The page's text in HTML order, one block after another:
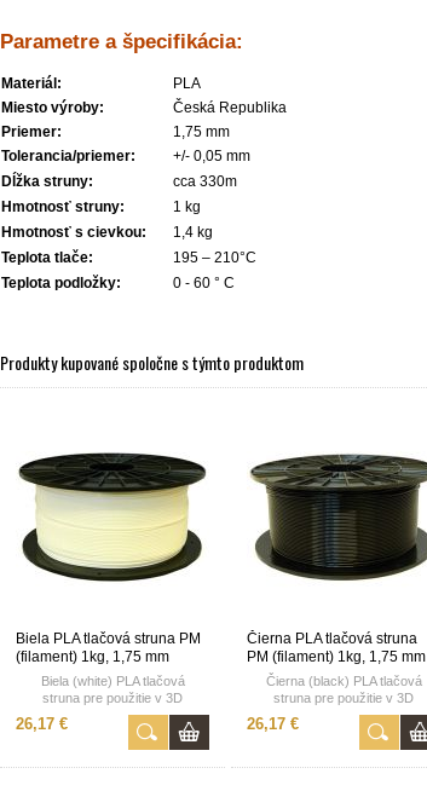
Parametre a špecifikácia:
Materiál:
PLA
Miesto výroby:
Česká Republika
Priemer:
1,75 mm
Tolerancia/priemer:
+/- 0,05 mm
Dĺžka struny:
cca 330m
Hmotnosť struny:
1 kg
Hmotnosť s cievkou:
1,4 kg
Teplota tlače:
195 – 210°C
Teplota podložky:
0 - 60 ° C
Produkty kupované spoločne s týmto produktom
Biela PLA tlačová struna PM
(filament) 1kg, 1,75 mm
Biela (white) PLA tlačová
struna pre použitie v 3D
tlačiarňach.
1,75mm,
26,17 €
Čierna PLA tlačová struna
PM (filament) 1kg, 1,75 mm
Čierna (black) PLA tlačová
struna pre použitie v 3D
tlačiarňach.
1,75mm,
26,17 €